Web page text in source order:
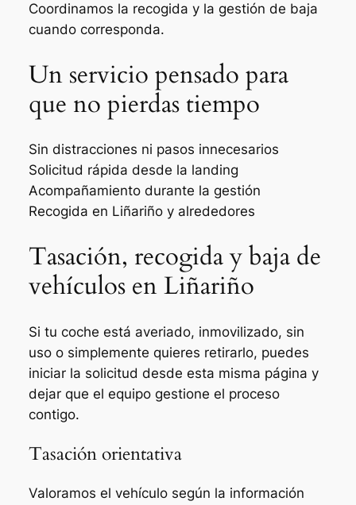
Coordinamos la recogida y la gestión de baja
cuando corresponda.
Un servicio pensado para
que no pierdas tiempo
Sin distracciones ni pasos innecesarios
Solicitud rápida desde la landing
Acompañamiento durante la gestión
Recogida en Liñariño y alrededores
Tasación, recogida y baja de
vehículos en Liñariño
Si tu coche está averiado, inmovilizado, sin
uso o simplemente quieres retirarlo, puedes
iniciar la solicitud desde esta misma página y
dejar que el equipo gestione el proceso
contigo.
Tasación orientativa
Valoramos el vehículo según la información